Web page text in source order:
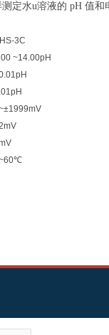
定水u溶液的 pH 值和
3C
~14.00pH